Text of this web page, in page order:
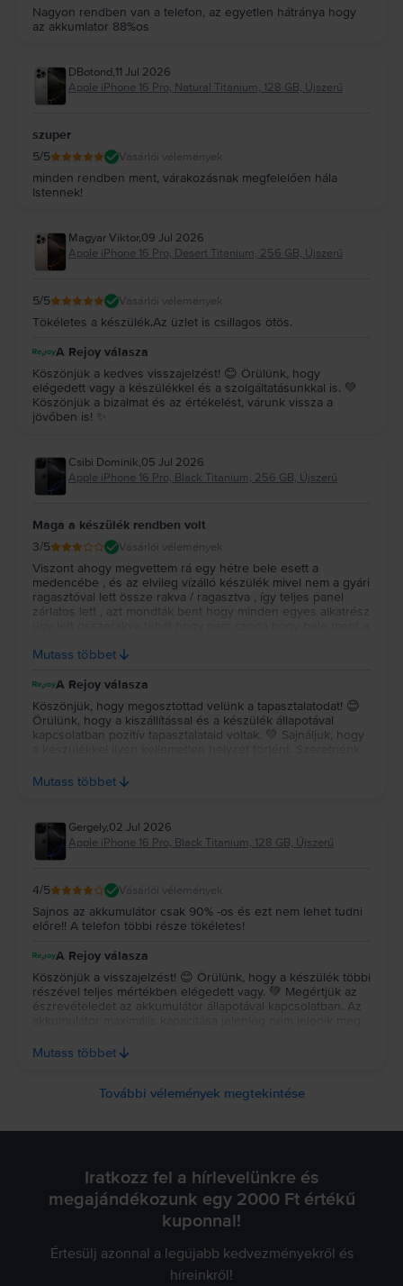
Nagyon rendben van a telefon, az egyetlen hátránya hogy
az akkumlator 88%os
DBotond,11 Jul 2026
Apple iPhone 16 Pro, Natural Titanium, 128 GB, Újszerű
szuper
5/5 Vásárlói vélemények
minden rendben ment, várakozásnak megfelelően hála
Istennek!
Magyar Viktor,09 Jul 2026
Apple iPhone 16 Pro, Desert Titanium, 256 GB, Újszerű
5/5 Vásárlói vélemények
Tökéletes a készülék.Az üzlet is csillagos ötös.
A Rejoy válasza
Köszönjük a kedves visszajelzést! 😊 Örülünk, hogy
elégedett vagy a készülékkel és a szolgáltatásunkkal is. 💚
Köszönjük a bizalmat és az értékelést, várunk vissza a
jövőben is! ✨
Csibi Dominik,05 Jul 2026
Apple iPhone 16 Pro, Black Titanium, 256 GB, Újszerű
Maga a készülék rendben volt
3/5 Vásárlói vélemények
Viszont ahogy megvettem rá egy hétre bele esett a
medencébe , és az elvileg vízálló készülék mivel nem a gyári
ragasztóval lett össze rakva / ragasztva , így teljes panel
zárlatos lett , azt mondták bent hogy minden egyes alkatrész
és a telefon teljesen renden volt ,
Mutass többet
A Rejoy válasza
Köszönjük, hogy megosztottad velünk a tapasztalatodat! 😊
Örülünk, hogy a kiszállítással és a készülék állapotával
kapcsolatban pozitív tapasztalataid voltak. 💚 Sajnáljuk, hogy
vízállóság nem garantálható, ezért a GYIK-ben is külön
adott modell eredetileg gyári vízállósági tanúsítvánnyal
rendelkezett. Köszönjük a visszajelzésedet, és hogy a
tapasztalatodat megosztottad velünk. ✨
Mutass többet
Gergely,02 Jul 2026
Apple iPhone 16 Pro, Black Titanium, 128 GB, Újszerű
4/5 Vásárlói vélemények
Sajnos az akkumulátor csak 90% -os és ezt nem lehet tudni
előre!! A telefon többi része tökéletes!
A Rejoy válasza
Köszönjük a visszajelzést! 😊 Örülünk, hogy a készülék többi
részével teljes mértékben elégedett vagy. 💚 Megértjük az
észrevételedet az akkumulátor állapotával kapcsolatban. Az
esetében az általunk vállalt 85–100% közötti tartományon
szolgáltatásunk fejlesztéséhez. Várunk vissza a jövőben is!
Mutass többet
További vélemények megtekintése
Iratkozz fel a hírlevelünkre és
megajándékozunk egy 2000 Ft értékű
kuponnal!
Értesülj azonnal a legújabb kedvezményekről és
híreinkről!